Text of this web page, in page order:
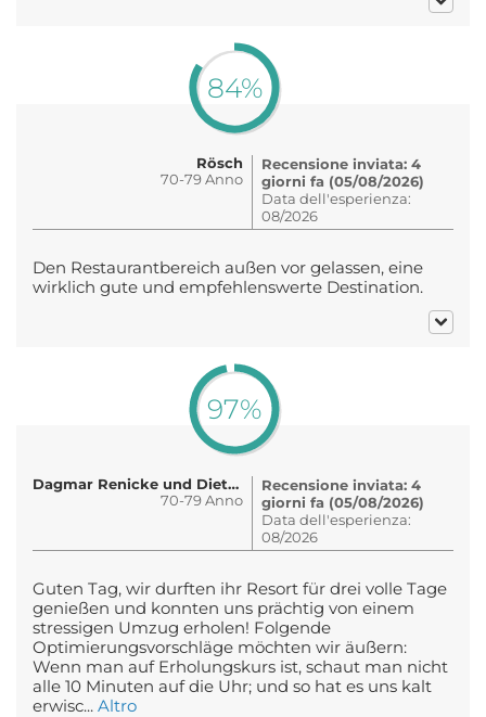
84%
Rösch
70-79 Anno
Recensione inviata: 4
giorni fa (05/08/2026)
Data dell'esperienza:
08/2026
Den Restaurantbereich außen vor gelassen, eine
wirklich gute und empfehlenswerte Destination.
97%
Dagmar Renicke und Diethelm Wo..
70-79 Anno
Recensione inviata: 4
giorni fa (05/08/2026)
Data dell'esperienza:
08/2026
Guten Tag, wir durften ihr Resort für drei volle Tage
genießen und konnten uns prächtig von einem
stressigen Umzug erholen! Folgende
Optimierungsvorschläge möchten wir äußern:
Wenn man auf Erholungskurs ist, schaut man nicht
alle 10 Minuten auf die Uhr; und so hat es uns kalt
erwisc... Altro